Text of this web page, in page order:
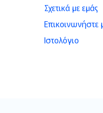
Σχετικά με εμάς
Επικοινωνήστε
Ιστολόγιο